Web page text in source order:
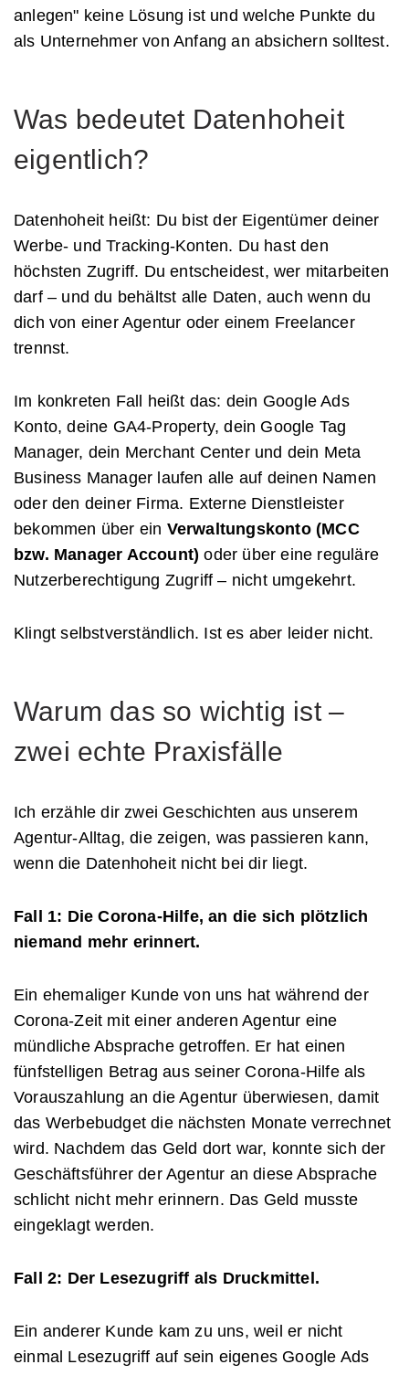
anlegen" keine Lösung ist und welche Punkte du
als Unternehmer von Anfang an absichern solltest.
Was bedeutet Datenhoheit
eigentlich?
Datenhoheit heißt: Du bist der Eigentümer deiner
Werbe- und Tracking-Konten. Du hast den
höchsten Zugriff. Du entscheidest, wer mitarbeiten
darf – und du behältst alle Daten, auch wenn du
dich von einer Agentur oder einem Freelancer
trennst.
Im konkreten Fall heißt das: dein Google Ads
Konto, deine GA4-Property, dein Google Tag
Manager, dein Merchant Center und dein Meta
Business Manager laufen alle auf deinen Namen
oder den deiner Firma. Externe Dienstleister
bekommen über ein Verwaltungskonto (MCC
bzw. Manager Account) oder über eine reguläre
Nutzerberechtigung Zugriff – nicht umgekehrt.
Klingt selbstverständlich. Ist es aber leider nicht.
Warum das so wichtig ist –
zwei echte Praxisfälle
Ich erzähle dir zwei Geschichten aus unserem
Agentur-Alltag, die zeigen, was passieren kann,
wenn die Datenhoheit nicht bei dir liegt.
Fall 1: Die Corona-Hilfe, an die sich plötzlich
niemand mehr erinnert.
Ein ehemaliger Kunde von uns hat während der
Corona-Zeit mit einer anderen Agentur eine
mündliche Absprache getroffen. Er hat einen
fünfstelligen Betrag aus seiner Corona-Hilfe als
Vorauszahlung an die Agentur überwiesen, damit
das Werbebudget die nächsten Monate verrechnet
wird. Nachdem das Geld dort war, konnte sich der
Geschäftsführer der Agentur an diese Absprache
schlicht nicht mehr erinnern. Das Geld musste
eingeklagt werden.
Fall 2: Der Lesezugriff als Druckmittel.
Ein anderer Kunde kam zu uns, weil er nicht
einmal Lesezugriff auf sein eigenes Google Ads